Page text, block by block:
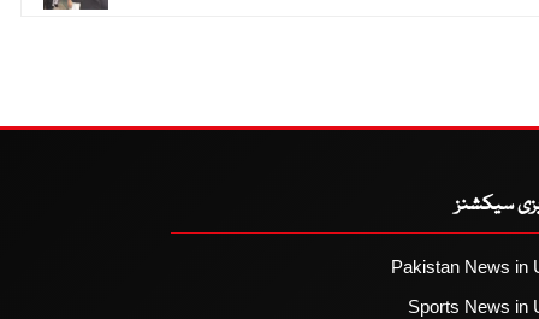
سیکشنز
Pakistan News in
Sports News in